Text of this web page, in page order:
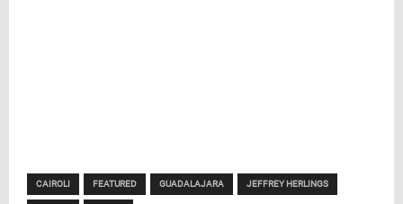
CAIROLI FEATURED GUADALAJARA JEFFREY HERLINGS